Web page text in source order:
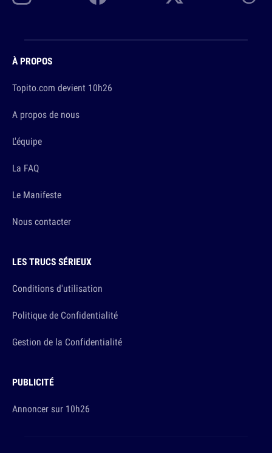
À PROPOS
Topito.com devient 10h26
A propos de nous
L'équipe
La FAQ
Le Manifeste
Nous contacter
LES TRUCS SÉRIEUX
Conditions d'utilisation
Politique de Confidentialité
Gestion de la Confidentialité
PUBLICITÉ
Annoncer sur 10h26